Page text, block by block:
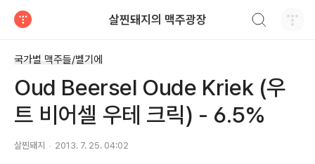
살찐돼지의 맥주광장
국가별 맥주들/벨기에
Oud Beersel Oude Kriek (우
트 비어셀 우테 크릭) - 6.5%
살찐돼지 2013. 7. 25. 04:02